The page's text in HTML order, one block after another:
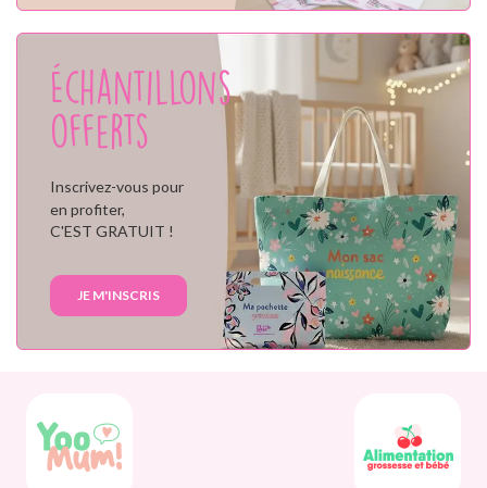
Échantillons
offerts
Inscrivez-vous pour
en profiter,
C'EST GRATUIT !
JE M'INSCRIS